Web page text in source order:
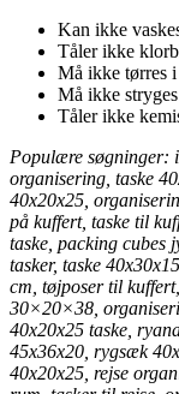
Kan ikke
Tåler ikke
Må ikke tørres
Må ikke stryges
Tåler ikke
Populære søgninger:
organisering, taske
40x20x25,
på kuffert, taske til
taske, packing cubes
tasker, taske
cm, tøjposer til
30×20×38,
40x20x25 taske,
45x36x20, rygsæk
40x20x25, rejse